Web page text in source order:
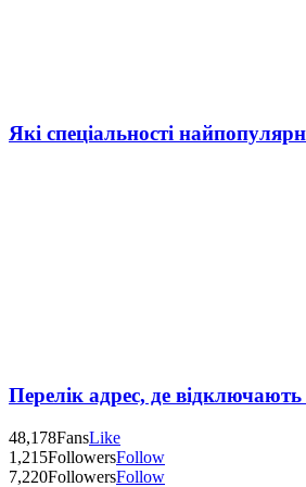
Які спеціальності
Перелік адрес, де
48,178FansLike
1,215FollowersFollow
7,220FollowersFollow